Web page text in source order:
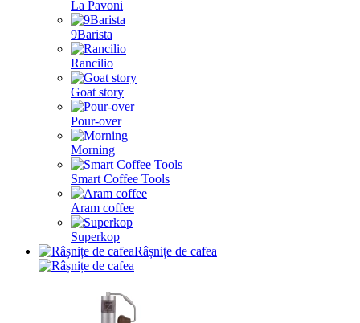
La Pavoni
9Barista
Rancilio
Goat story
Pour-over
Morning
Smart Coffee Tools
Aram coffee
Superkop
Râșnițe de cafea